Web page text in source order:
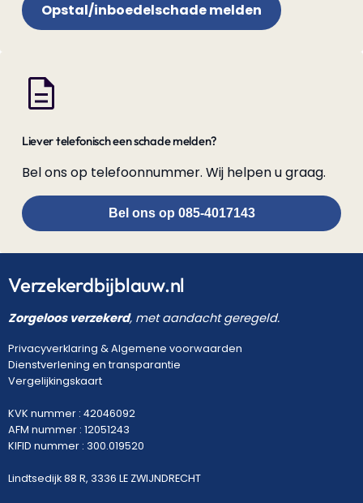
Opstal/inboedelschade melden
Liever telefonisch een schade melden?
Bel ons op telefoonnummer. Wij helpen u graag.
Bel ons op 085-4017143
Verzekerdbijblauw.nl
Zorgeloos verzekerd, met aandacht geregeld.
Privacyverklaring &Algemene voorwaarden
Dienstverlening en transparantie
Vergelijkingskaart
KVK nummer : 42046092
AFM nummer : 12051243
KIFID nummer : 300.019520
Lindtsedijk 88 R, 3336 LE ZWIJNDRECHT